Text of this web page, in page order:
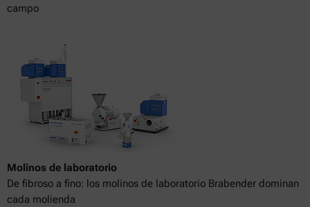
campo
Molinos de laboratorio
De fibroso a fino: los molinos de laboratorio Brabender dominan
cada molienda